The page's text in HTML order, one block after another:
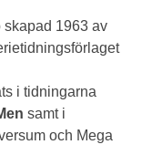
skapad 1963 av
i tidningarna
samt i
och Mega